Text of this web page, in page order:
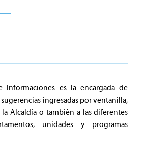
Informaciones es la encargada de
ingresadas por ventanilla,
Alcaldía o también a las diferentes
unidades y programas